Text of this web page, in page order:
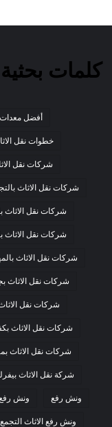
كلمات بحثية
أفضل معدات
خطوات نقل
شركات نقل
شركات نقل الاثاث
شركات نقل الاثاث
شركات نقل الاثاث
شركات نقل الاثاث
شركات نقل الاثاث
شركات نقل
شركات نقل الاثاث
شركات نقل الاثاث
شركة نقل الاثاث
ونش رفع ونش
ونش رفع الاثاث